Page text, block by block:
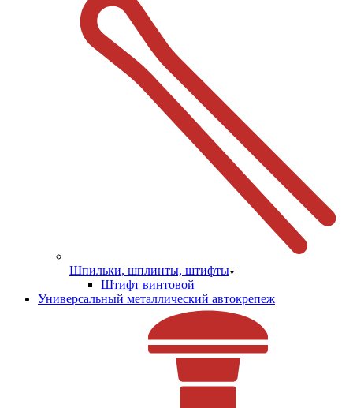
Шпильки, шплинты, штифты
Штифт винтовой
Универсальный металлический автокрепеж